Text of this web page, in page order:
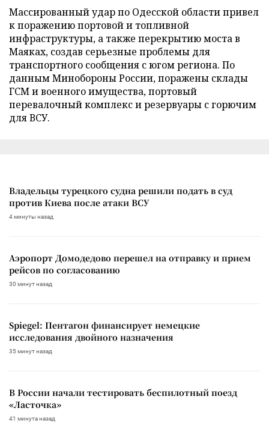
Массированный удар по Одесской области привел
к поражению портовой и топливной
инфраструктуры, а также перекрытию моста в
Маяках, создав серьезные проблемы для
транспортного сообщения с югом региона. По
данным Минобороны России, поражены склады
ГСМ и военного имущества, портовый
перевалочный комплекс и резервуары с горючим
для ВСУ.
Владельцы турецкого судна решили подать в суд
против Киева после атаки ВСУ
4 минуты назад
Аэропорт Домодедово перешел на отправку и прием
рейсов по согласованию
30 минут назад
Spiegel: Пентагон финансирует немецкие
исследования двойного назначения
35 минут назад
В России начали тестировать беспилотный поезд
«Ласточка»
41 минута назад